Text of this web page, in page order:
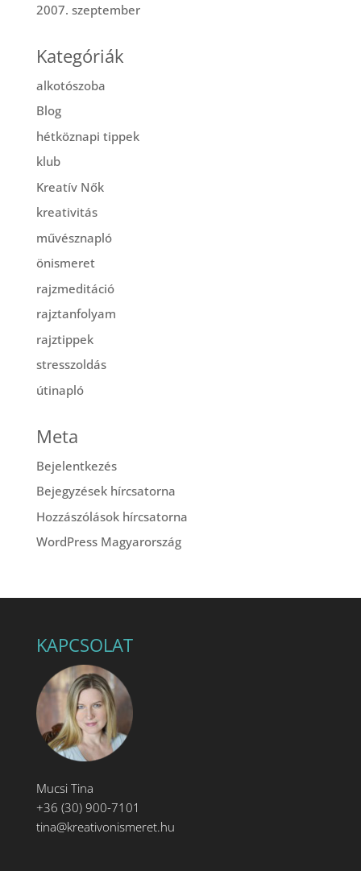
2007. szeptember
Kategóriák
alkotószoba
Blog
hétköznapi tippek
klub
Kreatív Nők
kreativitás
művésznapló
önismeret
rajzmeditáció
rajztanfolyam
rajztippek
stresszoldás
útinapló
Meta
Bejelentkezés
Bejegyzések hírcsatorna
Hozzászólások hírcsatorna
WordPress Magyarország
KAPCSOLAT
Mucsi Tina
+36 (30) 900-7101
tina@kreativonismeret.hu